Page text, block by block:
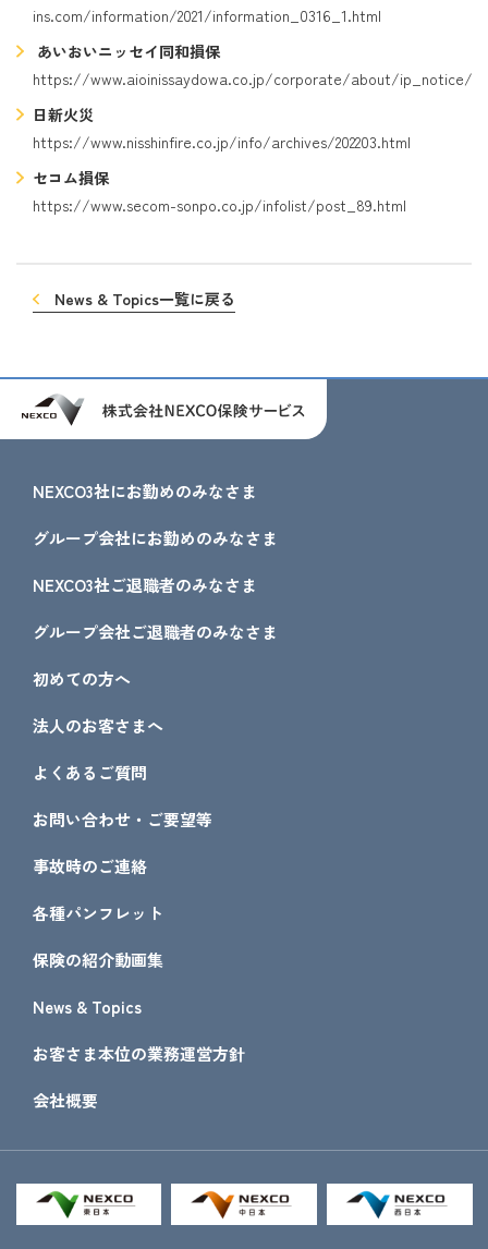
ins.com/information/2021/information_0316_1.html
あいおいニッセイ同和損保
https://www.aioinissaydowa.co.jp/corporate/about/ip_notice/
日新火災
https://www.nisshinfire.co.jp/info/archives/202203.html
セコム損保
https://www.secom-sonpo.co.jp/infolist/post_89.html
News & Topics一覧に戻る
NEXCO3社にお勤めのみなさま
グループ会社にお勤めのみなさま
NEXCO3社ご退職者のみなさま
グループ会社ご退職者のみなさま
初めての方へ
法人のお客さまへ
よくあるご質問
お問い合わせ・ご要望等
事故時のご連絡
各種パンフレット
保険の紹介動画集
News & Topics
お客さま本位の業務運営方針
会社概要